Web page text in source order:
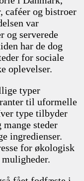
caféer og bistroer
var
og serverede
har de dog
for sociale
oplevelser.
typer
til uformelle
type tilbyder
steder
ingredienser.
for økologisk